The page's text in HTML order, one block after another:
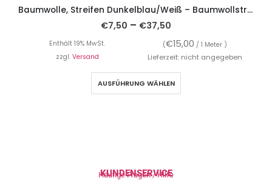
Baumwolle, Streifen Dunkelblau/Weiß – Baumwollstretch
€7,50 – €37,50
Enthält 19% MwSt. (€15,00 / 1 Meter )
zzgl. Versand Lieferzeit: nicht angegeben
AUSFÜHRUNG WÄHLEN
KUNDENSERVICE
Häufige Fragen / Hilfe